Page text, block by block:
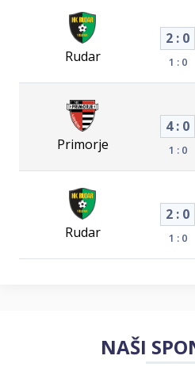
Rudar
2 : 0
1 : 0
Primorje
4 : 0
1 : 0
Rudar
2 : 0
1 : 0
NAŠI